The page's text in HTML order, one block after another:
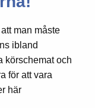
man måste
ibland
körschemat och
för att vara
här